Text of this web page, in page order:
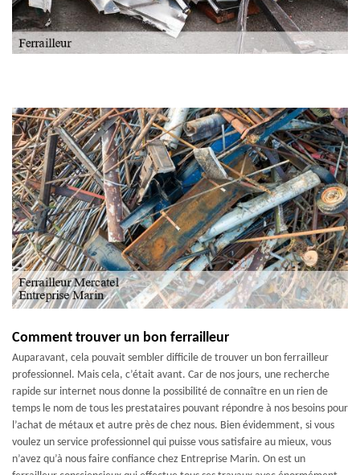
Comment trouver un bon ferrailleur
Auparavant, cela pouvait sembler difficile de trouver un bon ferrailleur
professionnel. Mais cela, c’était avant. Car de nos jours, une recherche
rapide sur internet nous donne la possibilité de connaître en un rien de
temps le nom de tous les prestataires pouvant répondre à nos besoins pour
l’achat de métaux et autre près de chez nous. Bien évidemment, si vous
voulez un service professionnel qui puisse vous satisfaire au mieux, vous
n’avez qu’à nous faire confiance chez Entreprise Marin. On est un